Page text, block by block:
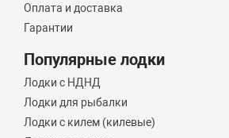
Оплата и доставка
Гарантии
Популярные лодки
Лодки с НДНД
Лодки для рыбалки
Лодки с килем (килевые)